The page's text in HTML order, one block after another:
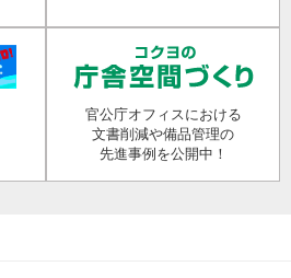
官公庁オフィスにおける
文書削減や備品管理の
先進事例を公開中！